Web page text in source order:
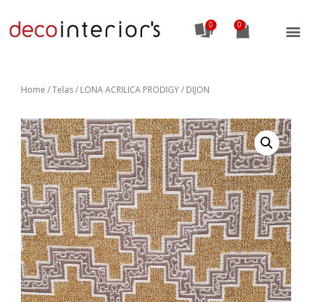
0
Home /Telas/ LONA ACRILICA PRODIGY / DIJON